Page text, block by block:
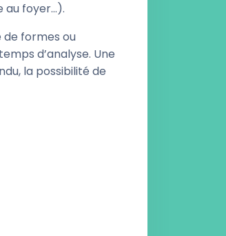
au foyer…).
de formes ou
d’analyse. Une
la possibilité de